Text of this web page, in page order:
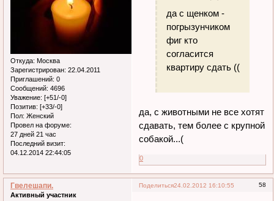
Откуда: Москва
Зарегистрирован: 22.04.2011
Приглашений: 0
Сообщений: 4696
Уважение: [+51/-0]
Позитив: [+33/-0]
Пол: Женский
Провел на форуме:
27 дней 21 час
Последний визит:
04.12.2014 22:44:05
да с щенком -
погрызунчиком
фиг кто
согласится
квартиру сдать ((
да, с животными не все хотят
сдавать, тем более с крупной
собакой...(
0
Поделиться 58
24.02.2012 16:10:55
Гвелешапи.
Активный участник